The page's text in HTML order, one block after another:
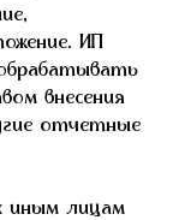
ИП
внесения
отчетные
иным лицам